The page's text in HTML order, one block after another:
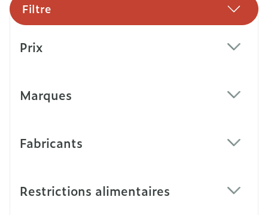
Filtre
Prix
Marques
Fabricants
Restrictions alimentaires